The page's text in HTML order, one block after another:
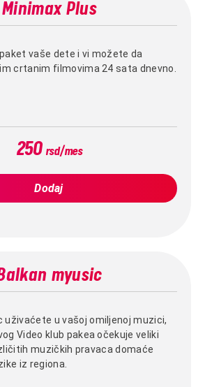
Minimax Plus
vaše dete i vi možete da
crtanim filmovima 24 sata dnevno.
250 rsd/mes
Dodaj
myusic
uživaćete u vašoj omiljenoj muzici,
Video klub pakea očekuje veliki
muzičkih pravaca domaće
iz regiona.